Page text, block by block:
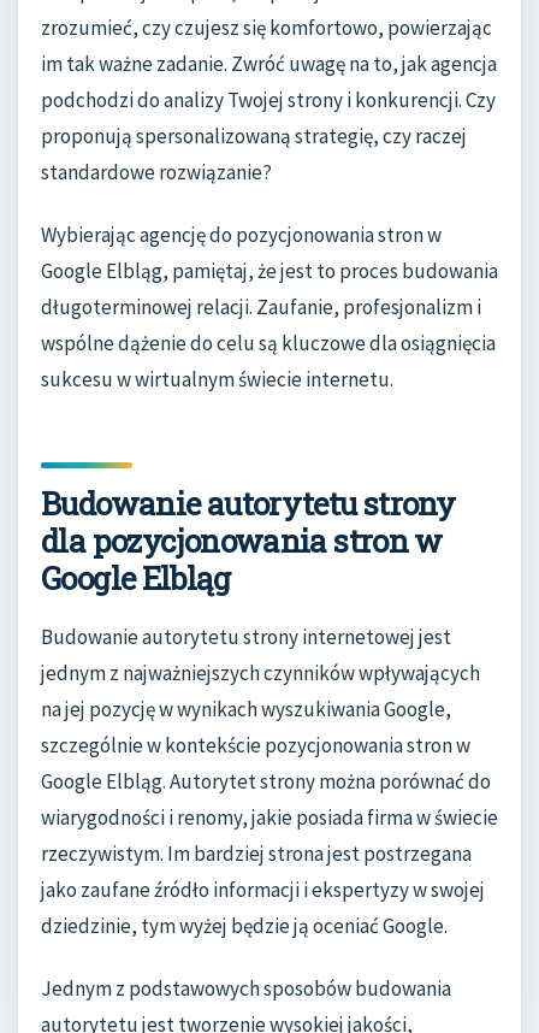
zrozumieć, czy czujesz się komfortowo, powierzając
im tak ważne zadanie. Zwróć uwagę na to, jak agencja
podchodzi do analizy Twojej strony i konkurencji. Czy
proponują spersonalizowaną strategię, czy raczej
standardowe rozwiązanie?
Wybierając agencję do pozycjonowania stron w
Google Elbląg, pamiętaj, że jest to proces budowania
długoterminowej relacji. Zaufanie, profesjonalizm i
wspólne dążenie do celu są kluczowe dla osiągnięcia
sukcesu w wirtualnym świecie internetu.
Budowanie autorytetu strony
dla pozycjonowania stron w
Google Elbląg
Budowanie autorytetu strony internetowej jest
jednym z najważniejszych czynników wpływających
na jej pozycję w wynikach wyszukiwania Google,
szczególnie w kontekście pozycjonowania stron w
Google Elbląg. Autorytet strony można porównać do
wiarygodności i renomy, jakie posiada firma w świecie
rzeczywistym. Im bardziej strona jest postrzegana
jako zaufane źródło informacji i ekspertyzy w swojej
dziedzinie, tym wyżej będzie ją oceniać Google.
Jednym z podstawowych sposobów budowania
autorytetu jest tworzenie wysokiej jakości,